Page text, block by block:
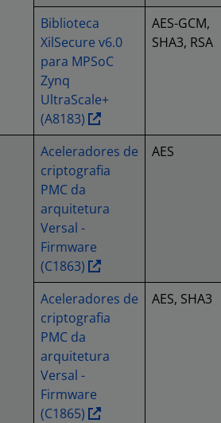
Biblioteca
XilSecure v6.0
para MPSoC
Zynq
UltraScale+
(A8183)
AES-GCM,
SHA3, RSA
Aceleradores de
criptografia
PMC da
arquitetura
Versal -
Firmware
(C1863)
AES
Aceleradores de
criptografia
PMC da
arquitetura
Versal -
Firmware
(C1865)
AES, SHA3